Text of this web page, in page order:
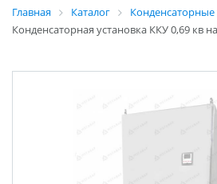
Главная Каталог
Конденсаторные
Конденсаторная установка ККУ 0,69 кв